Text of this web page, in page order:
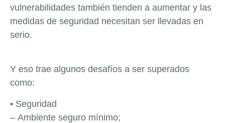
vulnerabilidades también tienden a aumentar y las
medidas de seguridad necesitan ser llevadas en
serio.
Y eso trae algunos desafíos a ser superados
como:
• Seguridad
– Ambiente seguro mínimo;